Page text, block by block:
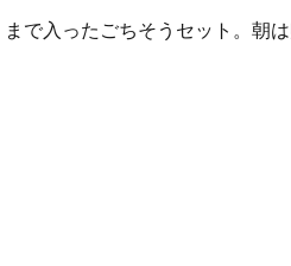
で入ったごちそうセット。朝